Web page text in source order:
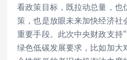
看政策目标，既拉动总量，也
策，也是放眼未来加快经济社
重要手段。此次中央财政支持
绿色低碳发展要求，比如加大